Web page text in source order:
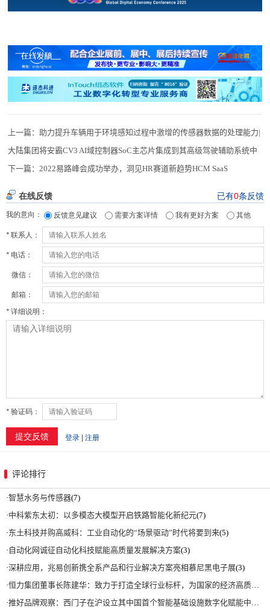
上一篇：
助力提升车辆用于环境感知过程中激增的传感器数据的处理能力|
大陆集团将安霸CV3 AI域控制器SoC主芯片集成到其高级驾驶辅助系统中
下一篇：2022易路峰会成功举办，洞见HR赛道新趋势HCM SaaS
评论排行
·智慧水务与传感器(7)
·中科紫东太初：以多模态大模型开启铁路智能化新纪元(7)
·东土科技并购高威科：工业自动化的“场景驱动”时代将要到来(5)
· 自动化网诚征自动化科技赋能高质量发展解决方案(3)
·深耕应用，兆易创新携全系产品和行业解决方案亮相慕尼黑电子展(3)
·恒力集团董事长陈建华：致力于打造全球行业标杆，为国家的经济高质量发展贡献更大力量|上海电气集团党委书记、董事长吴磊来访
·推好品牌观察：西门子在沪设立其中国首个智能基础设施数字化赋能中心